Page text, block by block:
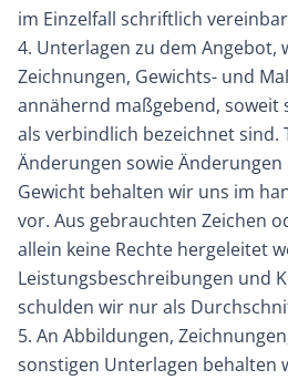
im Einzelfall schriftlich
4. Unterlagen zu dem Angebot,
Zeichnungen, Gewichts- und
annähernd maßgebend, soweit
als verbindlich bezeichnet sind.
Änderungen sowie Änderungen
Gewicht behalten wir uns im
vor. Aus gebrauchten Zeichen
allein keine Rechte hergeleitet
Leistungsbeschreibungen und
schulden wir nur als
5. An Abbildungen,
sonstigen Unterlagen behalten